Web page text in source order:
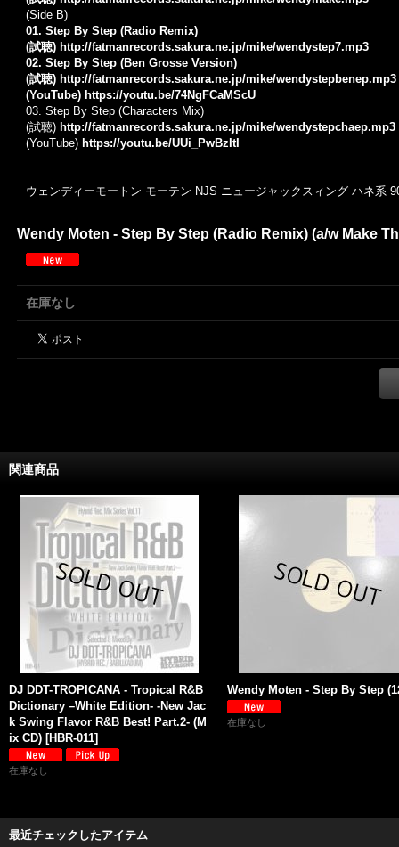
(Side B)
01. Step By Step (Radio Remix)
(試聴) http://fatmanrecords.sakura.ne.jp/mike/wendystep7.mp3
02. Step By Step (Ben Grosse Version)
(試聴) http://fatmanrecords.sakura.ne.jp/mike/wendystepbenep.mp3
(YouTube) https://youtu.be/74NgFCaMScU
03. Step By Step (Characters Mix)
(試聴) http://fatmanrecords.sakura.ne.jp/mike/wendystepchaep.mp3
(YouTube) https://youtu.be/UUi_PwBzItI
ウェンディーモートン モーテン NJS ニュージャックスィング ハネ系
Wendy Moten - Step By Step (Radio Remix) (a/w Make
在庫なし
関連商品
DJ DDT-TROPICANA - Tropical R&B
Dictionary –White Edition- -New Jac
k Swing Flavor R&B Best! Part.2- (M
ix CD) [HBR-011]
在庫なし
Wendy Moten - Step By Step
在庫なし
最近チェックしたアイテム